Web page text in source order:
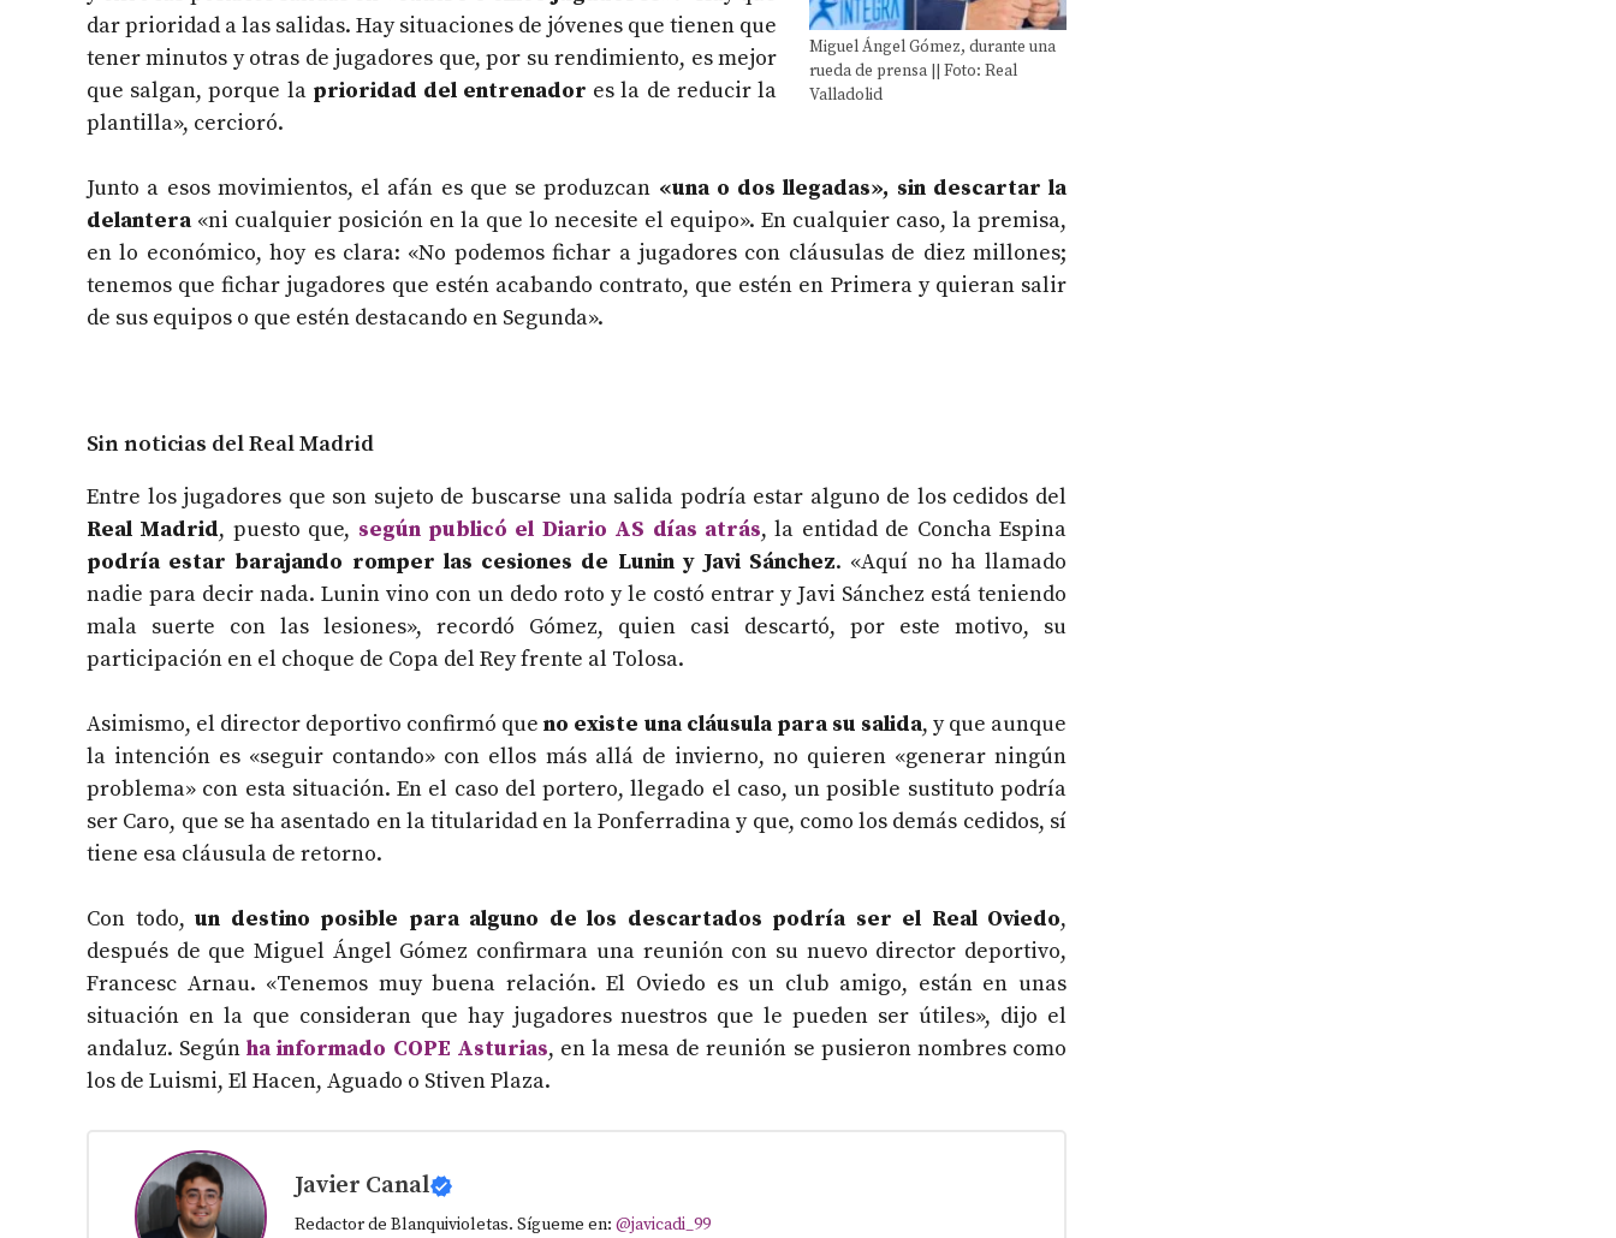
Miguel Ángel Gómez, durante una
rueda de prensa || Foto: Real
Valladolid
dar prioridad a las salidas. Hay situaciones de jóvenes que tienen que
tener minutos y otras de jugadores que, por su rendimiento, es mejor
que salgan, porque la prioridad del entrenador es la de reducir la
plantilla», cercioró.
Junto a esos movimientos, el afán es que se produzcan «una o dos llegadas», sin descartar la
delantera «ni cualquier posición en la que lo necesite el equipo». En cualquier caso, la premisa,
en lo económico, hoy es clara: «No podemos fichar a jugadores con cláusulas de diez millones;
tenemos que fichar jugadores que estén acabando contrato, que estén en Primera y quieran salir
de sus equipos o que estén destacando en Segunda».
Sin noticias del Real Madrid
Entre los jugadores que son sujeto de buscarse una salida podría estar alguno de los cedidos del
Real Madrid, puesto que, según publicó el Diario AS días atrás, la entidad de Concha Espina
podría estar barajando romper las cesiones de Lunin y Javi Sánchez. «Aquí no ha llamado
nadie para decir nada. Lunin vino con un dedo roto y le costó entrar y Javi Sánchez está teniendo
mala suerte con las lesiones», recordó Gómez, quien casi descartó, por este motivo, su
participación en el choque de Copa del Rey frente al Tolosa.
Asimismo, el director deportivo confirmó queno existe una cláusula para su salida, y que aunque
la intención es «seguir contando» con ellos más allá de invierno, no quieren «generar ningún
problema» con esta situación. En el caso del portero, llegado el caso, un posible sustituto podría
ser Caro, que se ha asentado en la titularidad en la Ponferradina y que, como los demás cedidos, sí
tiene esa cláusula de retorno.
Con todo, un destino posible para alguno de los descartados podría ser el Real Oviedo,
después de que Miguel Ángel Gómez confirmara una reunión con su nuevo director deportivo,
Francesc Arnau. «Tenemos muy buena relación. El Oviedo es un club amigo, están en unas
situación en la que consideran que hay jugadores nuestros que le pueden ser útiles», dijo el
andaluz. Segúnha informado COPE Asturias, en la mesa de reunión se pusieron nombres como
los de Luismi, El Hacen, Aguado o Stiven Plaza.
Javier Canal
Redactor de Blanquivioletas. Sígueme en: @javicadi_99